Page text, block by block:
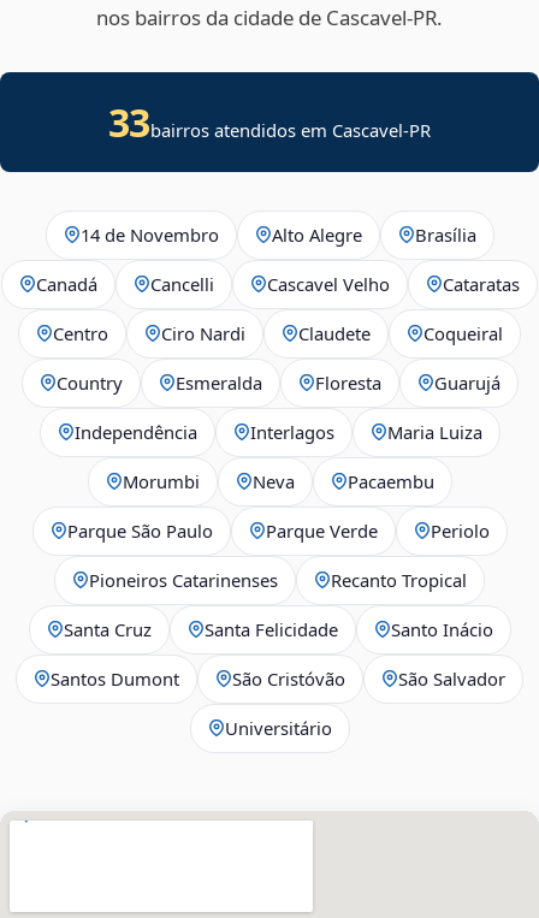
nos bairros da cidade de Cascavel‑PR.
33bairros atendidos em Cascavel-PR
14 de Novembro Alto Alegre Brasília
Canadá Cancelli Cascavel Velho Cataratas
Centro Ciro Nardi Claudete Coqueiral
Country Esmeralda Floresta Guarujá
Independência Interlagos Maria Luiza
Morumbi Neva Pacaembu
Parque São Paulo Parque Verde Periolo
Pioneiros Catarinenses Recanto Tropical
Santa Cruz Santa Felicidade Santo Inácio
Santos Dumont São Cristóvão São Salvador
Universitário